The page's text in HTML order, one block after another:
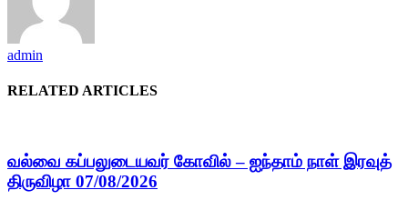
admin
RELATED ARTICLES
வல்வை கப்பலுடையவர் கோவில் – ஐந்தாம் நாள் இரவுத்
திருவிழா 07/08/2026